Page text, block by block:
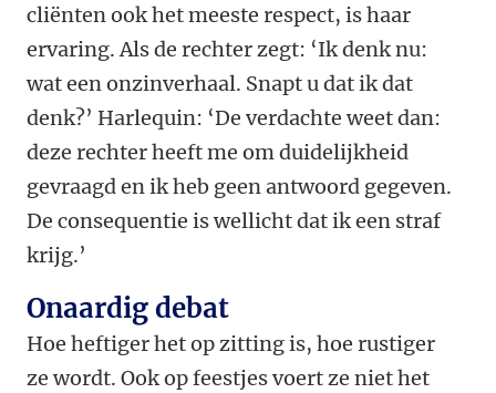
cliënten ook het meeste respect, is haar
ervaring. Als de rechter zegt: ‘Ik denk nu:
wat een onzinverhaal. Snapt u dat ik dat
denk?’ Harlequin: ‘De verdachte weet dan:
deze rechter heeft me om duidelijkheid
gevraagd en ik heb geen antwoord gegeven.
De consequentie is wellicht dat ik een straf
krijg.’
Onaardig debat
Hoe heftiger het op zitting is, hoe rustiger
ze wordt. Ook op feestjes voert ze niet het